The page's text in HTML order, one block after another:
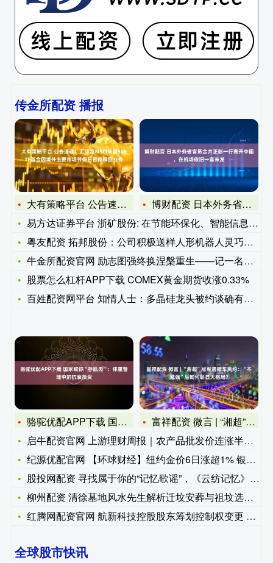
传金所配资 播报
大有策略平台 公告速递：汇添富MSCI美国50ETF基金因境
博财配资 日本外务省官员金井正彰一行离开中国，在机场依旧一言
易方达证券平台 浙矿股份: 在节能环保化、智能信息化、集约成
粤友配资 拓邦股份：公司积极送样人形机器人灵巧手相关的头部客
牛金所配资官网 励志图强终换涅槃重生——记一名戒毒人员的六年
股票怎么杠杆APP下载 COMEX黄金期货收涨0.33%
百姓配资网平台 知情人士：多晶硅龙头被约谈确有其事
骆驼优配APP下载 国家喊你“存肌肉”：体重管理中的抗衰投资
富祥配资 微言 | “湘超”冠军遇赠车爽约：“不勉强”后如何
启牛配资官网 上游理财周报｜农产品批发价连涨半个月，为何农业
纪源优配官网 【环球财经】纽约金价6日涨超1% 银价大涨近6
股投网配资 寻找属于你的“记忆歌谣”，《云纺记忆》展及音乐会
柳州配资 清徐墓地风水先生解析迁坟安葬与祖坟选址奥秘附联系方
红腾网配资官网 航新科技控股股东筹划控制权变更 公司股票明起
全球股市快讯